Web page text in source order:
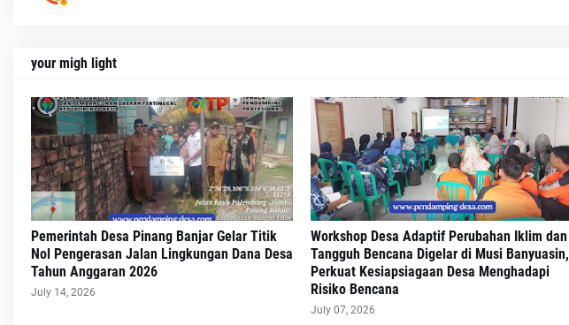
your migh light
Pemerintah Desa Pinang Banjar Gelar Titik
Nol Pengerasan Jalan Lingkungan Dana Desa
Tahun Anggaran 2026
July 14, 2026
Workshop Desa Adaptif Perubahan Iklim dan
Tangguh Bencana Digelar di Musi Banyuasin,
Perkuat Kesiapsiagaan Desa Menghadapi
Risiko Bencana
July 07, 2026